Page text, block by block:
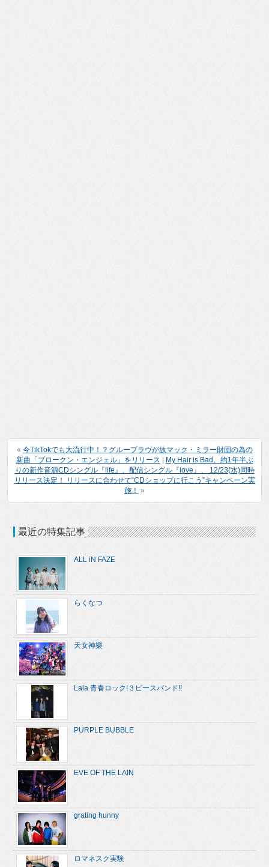
« 今TikTokでも大流行中！？グループラヴが故マック・ミラー財団の為の
新曲「ブロークン・エンジェル」をリリース
My Hair is Bad、約1年半ぶ
りの新作音源CDシングル『life』、配信シングル『love』、 12/23(水)同時
リリース決定！ リリースに合わせて“CDショップに行こう”キャンペーン実
施！ »
最近の特集記事
ALL iN FAZE
らくなつ
天女神樂
Lala 青春ロック!３ピースバンド!!
PURPLE BUBBLE
EVE OF THE LAIN
grating hunny
ロマネスク実験